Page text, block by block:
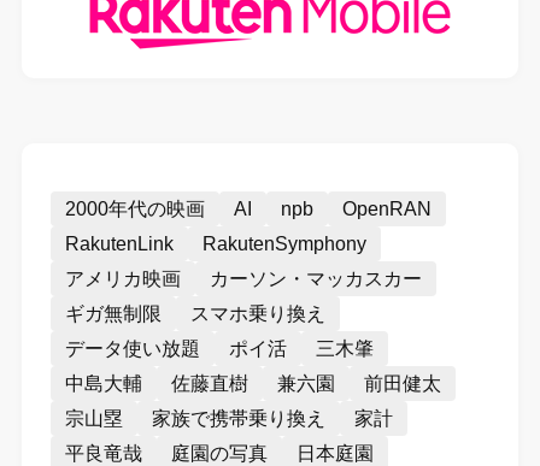
2000年代の映画 AI npb
OpenRAN
RakutenLink
RakutenSymphony
アメリカ映画
カーソン・マッカスカー
ギガ無制限
スマホ乗り換え
データ使い放題
ポイ活
三木肇
中島大輔
佐藤直樹 兼六園
前田健太
宗山塁
家族で携帯乗り換え
家計
平良竜哉
庭園の写真
日本庭園